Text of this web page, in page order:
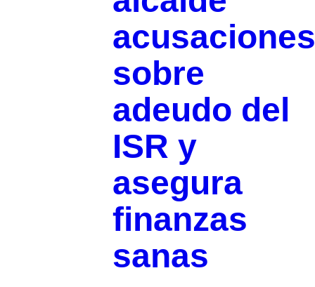
acusaciones
sobre
adeudo del
ISR y
asegura
finanzas
sanas